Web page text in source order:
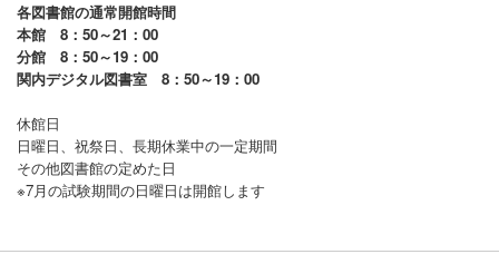
各図書館の通常開館時間
本館 8：50～21：00
分館 8：50～19：00
関内デジタル図書室 8：50～19：00
休館日
日曜日、祝祭日、長期休業中の一定期間
その他図書館の定めた日
※7月の試験期間の日曜日は開館します